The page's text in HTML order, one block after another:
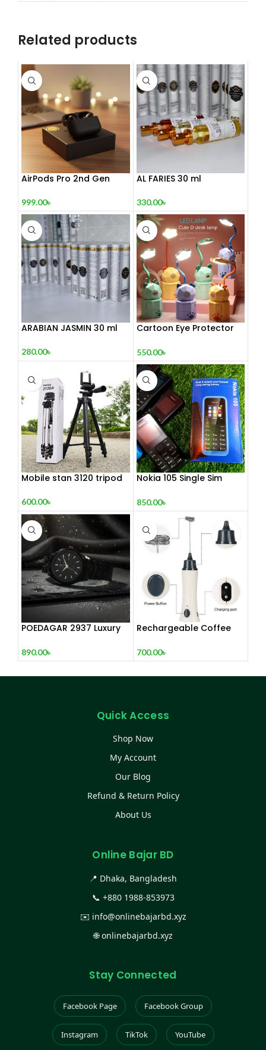
Related products
AirPods Pro 2nd Gen
999.00৳
AL FARIES 30 ml
330.00৳
ARABIAN JASMIN 30 ml
280.00৳
Cartoon Eye Protector
550.00৳
Mobile stan 3120 tripod
600.00৳
Nokia 105 Single Sim
850.00৳
POEDAGAR 2937 Luxury
890.00৳
Rechargeable Coffee
Foamer.
700.00৳
Quick Access
Shop Now
My Account
Our Blog
Refund & Return Policy
About Us
Online Bajar BD
📍 Dhaka, Bangladesh
📞 +880 1988-853973
✉️ info@onlinebajarbd.xyz
🌐onlinebajarbd.xyz
Stay Connected
Facebook Page Facebook Group
Instagram TikTok YouTube